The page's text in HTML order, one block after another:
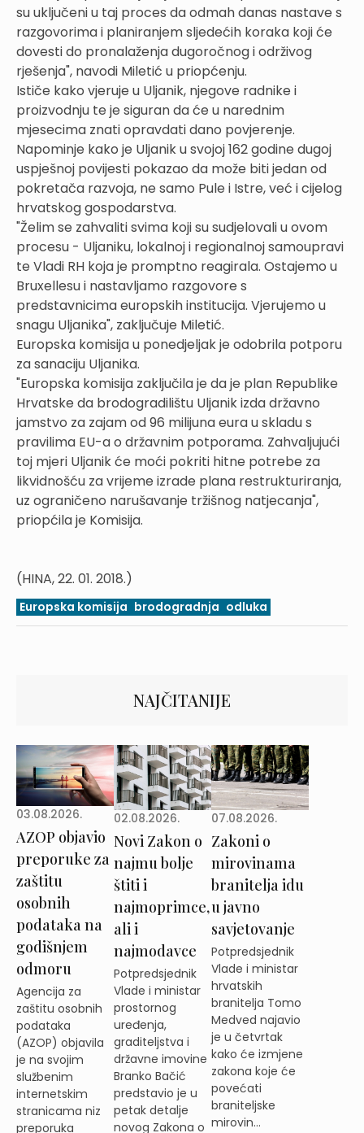
su uključeni u taj proces da odmah danas nastave s
razgovorima i planiranjem sljedećih koraka koji će
dovesti do pronalaženja dugoročnog i održivog
rješenja", navodi Miletić u priopćenju.
Ističe kako vjeruje u Uljanik, njegove radnike i
proizvodnju te je siguran da će u narednim
mjesecima znati opravdati dano povjerenje.
Napominje kako je Uljanik u svojoj 162 godine dugoj
uspješnoj povijesti pokazao da može biti jedan od
pokretača razvoja, ne samo Pule i Istre, već i cijelog
hrvatskog gospodarstva.
"Želim se zahvaliti svima koji su sudjelovali u ovom
procesu - Uljaniku, lokalnoj i regionalnoj samoupravi
te Vladi RH koja je promptno reagirala. Ostajemo u
Bruxellesu i nastavljamo razgovore s
predstavnicima europskih institucija. Vjerujemo u
snagu Uljanika", zaključuje Miletić.
Europska komisija u ponedjeljak je odobrila potporu
za sanaciju Uljanika.
"Europska komisija zaključila je da je plan Republike
Hrvatske da brodogradilištu Uljanik izda državno
jamstvo za zajam od 96 milijuna eura u skladu s
pravilima EU-a o državnim potporama. Zahvaljujući
toj mjeri Uljanik će moći pokriti hitne potrebe za
likvidnošću za vrijeme izrade plana restrukturiranja,
uz ograničeno narušavanje tržišnog natjecanja",
priopćila je Komisija.
(HINA, 22. 01. 2018.)
Europska komisija brodogradnja odluka
NAJČITANIJE
03.08.2026.
AZOP objavio
preporuke za
zaštitu
osobnih
podataka na
godišnjem
odmoru
Agencija za
zaštitu osobnih
podataka
(AZOP) objavila
je na svojim
službenim
internetskim
stranicama niz
preporuka
02.08.2026.
Novi Zakon o
najmu bolje
štiti i
najmoprimce,
ali i
najmodavce
Potpredsjednik
Vlade i ministar
prostornog
uređenja,
graditeljstva i
državne imovine
Branko Bačić
predstavio je u
petak detalje
novog Zakona o
07.08.2026.
Zakoni o
mirovinama
branitelja idu
u javno
savjetovanje
Potpredsjednik
Vlade i ministar
hrvatskih
branitelja Tomo
Medved najavio
je u četvrtak
kako će izmjene
zakona koje će
povećati
braniteljske
mirovin...